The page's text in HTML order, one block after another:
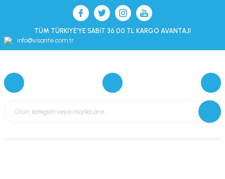
TÜM TÜRKİYE’YE SABİT 36.00 TL KARGO AVANTAJI
info@visante.com.tr